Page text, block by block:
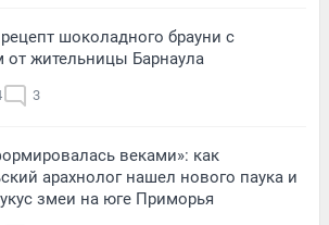
шоколадного брауни с
от жительницы Барнаула
3
веками»: как
арахнолог нашел нового паука и
змеи на юге Приморья